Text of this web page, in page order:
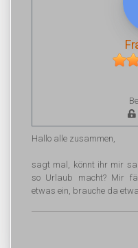
Hallo alle zusammen,
sagt mal, könnt ihr mir
so Urlaub macht? Mir
etwas ein, brauche da